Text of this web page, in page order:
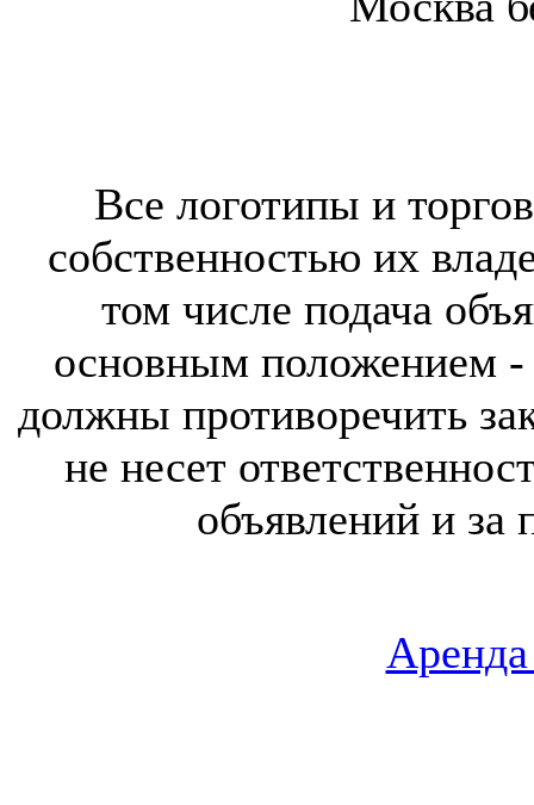
Все логотипы и
собственностью их
том числе подача
основным положением -
должны противоречить
не несет
объявлений и за